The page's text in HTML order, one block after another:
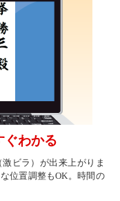
ぐわかる
ビラ）が出来上がりま
位置調整もOK。時間の